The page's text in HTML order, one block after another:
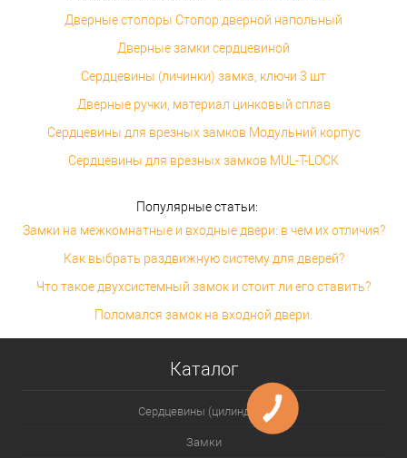
Дверные стопоры Стопор дверной напольный
Дверные замки сердцевиной
Сердцевины (личинки) замка, ключи 3 шт
Дверные ручки, материал цинковый сплав
Сердцевины для врезных замков Модульний корпус
Сердцевины для врезных замков MUL-T-LOCK
Популярные статьи:
Замки на межкомнатные и входные двери: в чем их отличия?
Как выбрать раздвижную систему для дверей?
Что такое двухсистемный замок и стоит ли его ставить?
Поломался замок на входной двери.
Каталог
Сердцевины (цилиндры)
Замки